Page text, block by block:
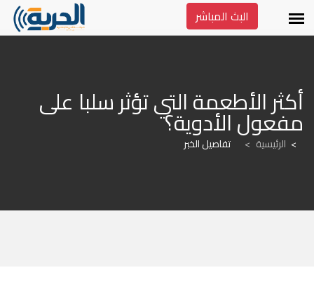
البث المباشر
مفعول الأدوية؟
الرئيسية > تفاصيل الخبر